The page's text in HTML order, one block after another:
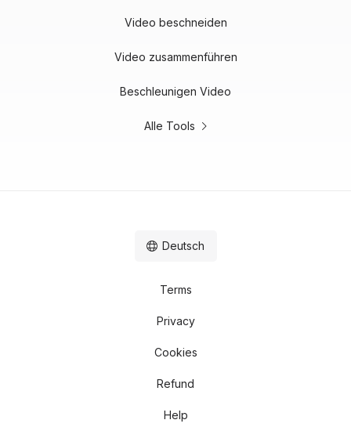
Video beschneiden
Video zusammenführen
Beschleunigen Video
Alle Tools
Terms
Privacy
Cookies
Refund
Help
Deutsch